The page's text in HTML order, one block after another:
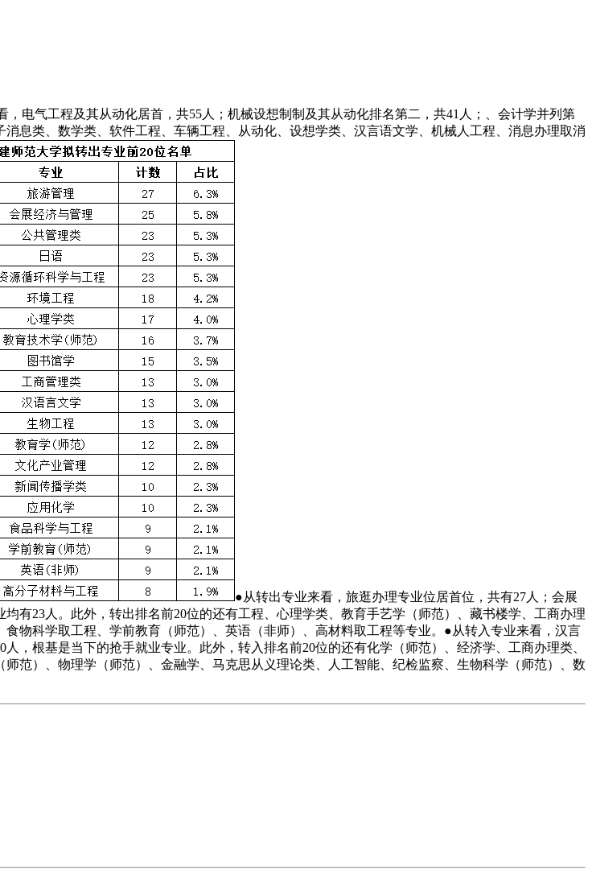
，电气工程及其从动化居首，共55人；机械设想制制及其从动化排名第二，共41人；、会计学并列第
息类、数学类、软件工程、车辆工程、从动化、设想学类、汉言语文学、机械人工程、消息办理取消
●从转出专业来看，旅逛办理专业位居首位，共有27人；会展
有23人。此外，转出排名前20位的还有工程、心理学类、教育手艺学（师范）、藏书楼学、工商办理
物科学取工程、学前教育（师范）、英语（非师）、高材料取工程等专业。●从转入专业来看，汉言
，根基是当下的抢手就业专业。此外，转入排名前20位的还有化学（师范）、经济学、工商办理类、
范）、物理学（师范）、金融学、马克思从义理论类、人工智能、纪检监察、生物科学（师范）、数